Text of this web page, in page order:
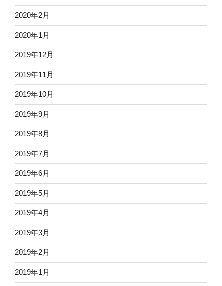
2020年2月
2020年1月
2019年12月
2019年11月
2019年10月
2019年9月
2019年8月
2019年7月
2019年6月
2019年5月
2019年4月
2019年3月
2019年2月
2019年1月